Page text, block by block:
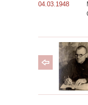
04.03.1948